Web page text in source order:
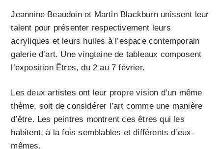
Jeannine Beaudoin et Martin Blackburn unissent leur
talent pour présenter respectivement leurs
acryliques et leurs huiles à l’espace contemporain
galerie d’art. Une vingtaine de tableaux composent
l’exposition Êtres, du 2 au 7 février.
Les deux artistes ont leur propre vision d’un même
thème, soit de considérer l’art comme une manière
d’être. Les peintres montrent ces êtres qui les
habitent, à la fois semblables et différents d’eux-
mêmes.